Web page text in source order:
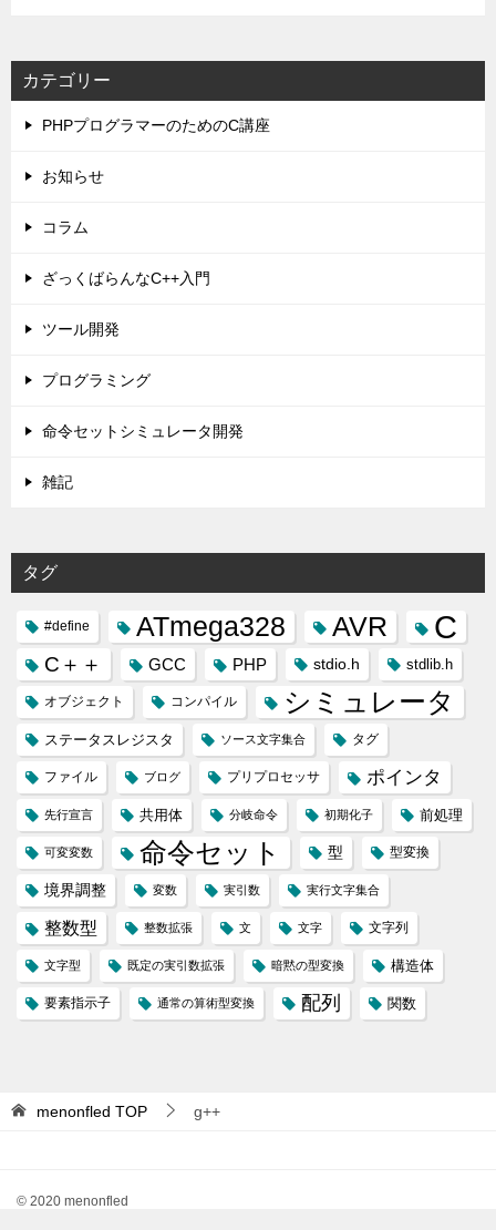
カテゴリー
PHPプログラマーのためのC講座
お知らせ
コラム
ざっくばらんなC++入門
ツール開発
プログラミング
命令セットシミュレータ開発
雑記
タグ
#define ATmega328 AVR C
C＋＋ GCC PHP stdio.h stdlib.h
オブジェクト コンパイル シミュレータ
ステータスレジスタ ソース文字集合 タグ
ファイル ブログ プリプロセッサ ポインタ
先行宣言 共用体 分岐命令 初期化子 前処理
可変変数 命令セット 型 型変換
境界調整 変数 実引数 実行文字集合
整数型 整数拡張 文 文字 文字列
文字型 既定の実引数拡張 暗黙の型変換 構造体
要素指示子 通常の算術型変換 配列 関数
menonfled TOP g++
© 2020 menonfled